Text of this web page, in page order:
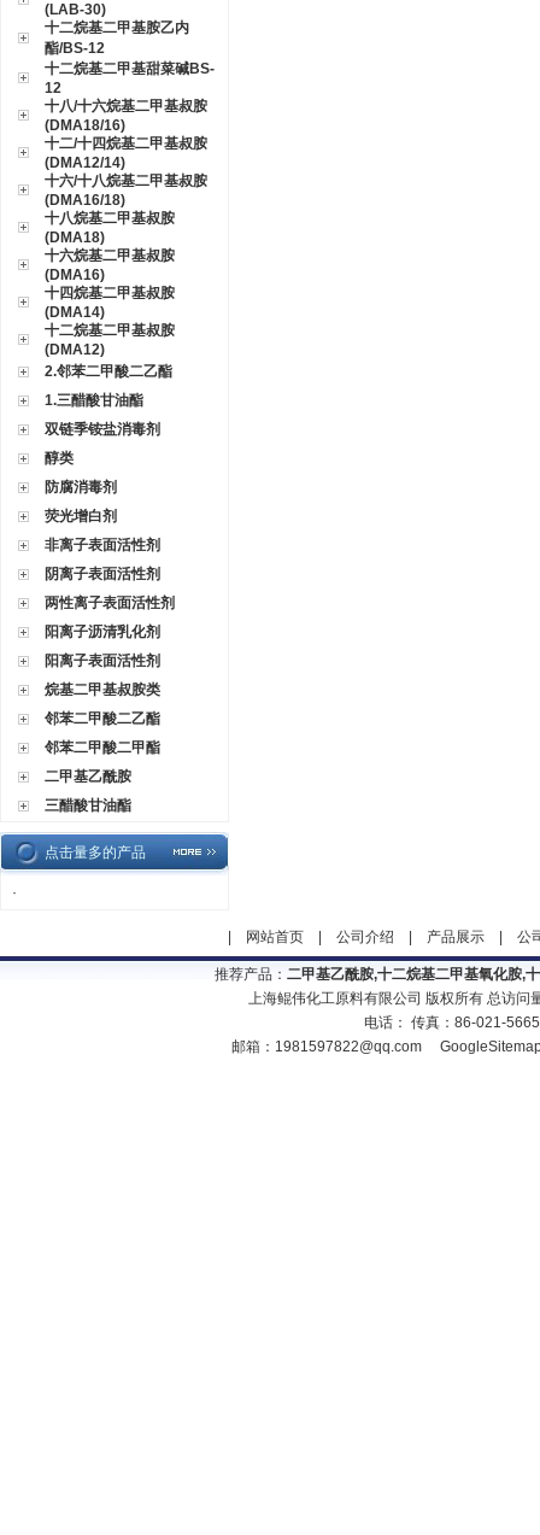
(LAB-30)
十二烷基二甲基胺乙内
酯/BS-12
十二烷基二甲基甜菜碱BS-
12
十八/十六烷基二甲基叔胺
(DMA18/16)
十二/十四烷基二甲基叔胺
(DMA12/14)
十六/十八烷基二甲基叔胺
(DMA16/18)
十八烷基二甲基叔胺
(DMA18)
十六烷基二甲基叔胺
(DMA16)
十四烷基二甲基叔胺
(DMA14)
十二烷基二甲基叔胺
(DMA12)
2.邻苯二甲酸二乙酯
1.三醋酸甘油酯
双链季铵盐消毒剂
醇类
防腐消毒剂
荧光增白剂
非离子表面活性剂
阴离子表面活性剂
两性离子表面活性剂
阳离子沥清乳化剂
阳离子表面活性剂
烷基二甲基叔胺类
邻苯二甲酸二乙酯
邻苯二甲酸二甲酯
二甲基乙酰胺
三醋酸甘油酯
点击量多的产品
·
网站首页| 公司介绍 产品展示| 公
推荐产品： 二甲基乙酰胺,十二烷基二甲基氧化胺,
上海鲲伟化工原料有限公司 版权所有 总访问
电话： 传真：86-021-
邮箱： 1981597822@qq.com